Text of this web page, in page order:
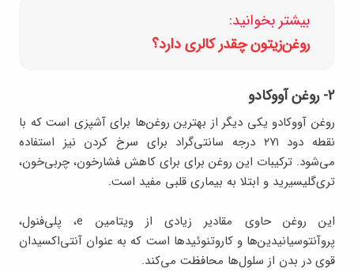
بیشتر بخوانید:
روغن‌زیتون چقدر کالری دارد؟
۲- روغن آووکادو
روغن آووکادو یکی دیگر از بهترین روغن‌ها برای آشپزی است که با
نقطه دود ۲۷۱ درجه سانتی‌گراد برای سرخ‌ کردن نیز استفاده
می‌شود. ترکیبات این روغن برای برای کاهش فشار‌خون، چربی‌خون،
تری‌گلیسیرید و ابتلا به بیماری قلبی مفید است.
این روغن حاوی مقادیر زیادی از ویتامین e، پلی‌فنول،
پروآنتوسیانیدین‌ها و کاروتنوئیدها است که به عنوان آنتی‌اکسیدان
قوی در بدن از سلول‌ها محافظت می‌کند.